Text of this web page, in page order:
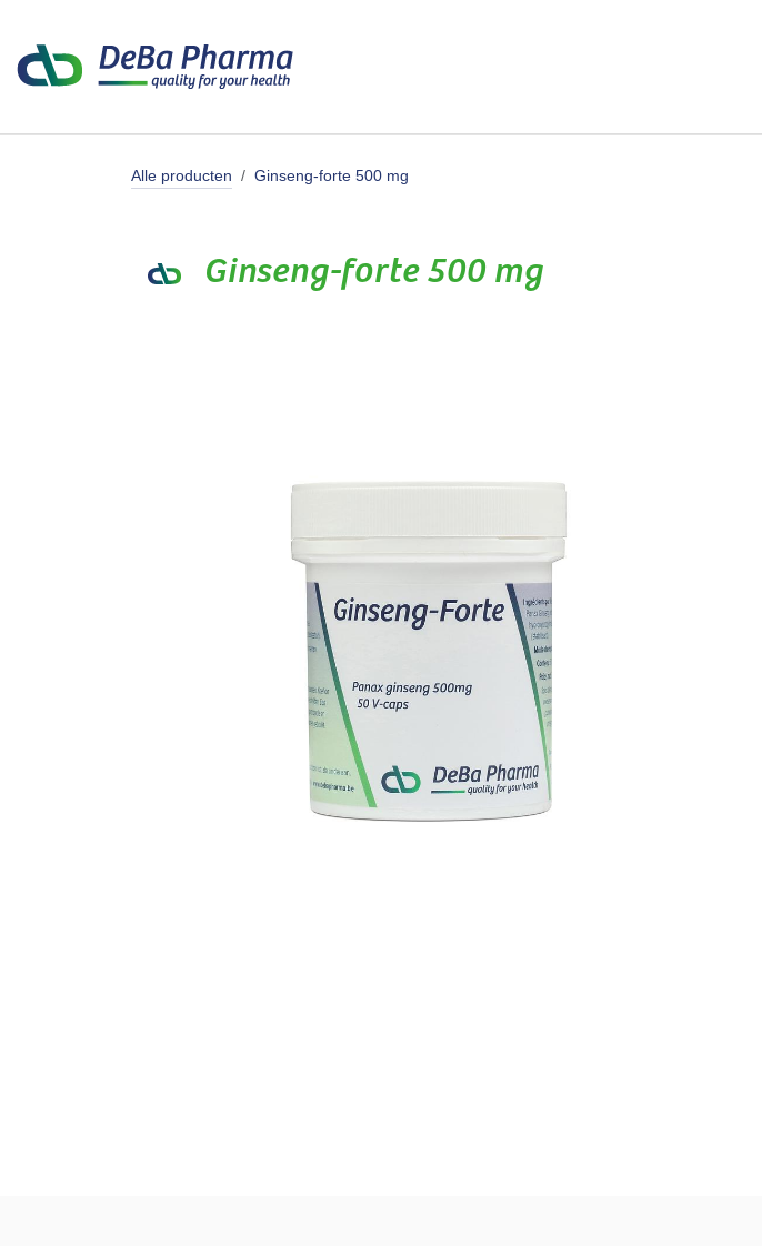
Alle producten Ginseng-forte 500 mg
Ginseng-forte 500 mg